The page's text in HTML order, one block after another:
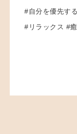
#自分を優先す
#リラックス #